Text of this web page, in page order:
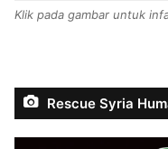
Klik pada gambar untuk
Rescue Syria